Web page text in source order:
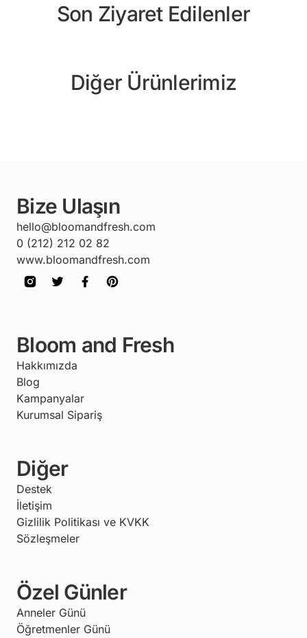
Son Ziyaret Edilenler
Diğer Ürünlerimiz
Bize Ulaşın
hello@bloomandfresh.com
0 (212) 212 02 82
www.bloomandfresh.com
Bloom and Fresh
Hakkımızda
Blog
Kampanyalar
Kurumsal Sipariş
Diğer
Destek
İletişim
Gizlilik Politikası ve KVKK
Sözleşmeler
Özel Günler
Anneler Günü
Öğretmenler Günü